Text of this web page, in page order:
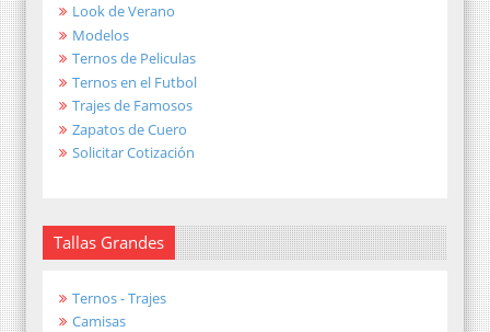
Look de Verano
Modelos
Ternos de Peliculas
Ternos en el Futbol
Trajes de Famosos
Zapatos de Cuero
Solicitar Cotización
Tallas Grandes
Ternos - Trajes
Camisas